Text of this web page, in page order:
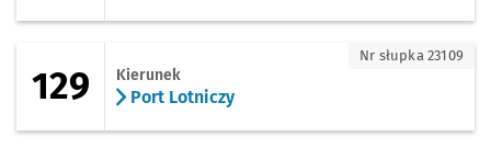
129 Kierunek
Port Lotniczy
Nr słupka 23109